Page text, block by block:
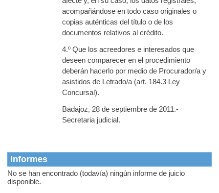
acompañándose en todo caso originales o
copias auténticas del título o de los
documentos relativos al crédito.
4.º Que los acreedores e interesados que
deseen comparecer en el procedimiento
deberán hacerlo por medio de Procurador/a y
asistidos de Letrado/a (art. 184.3 Ley
Concursal).
Badajoz, 28 de septiembre de 2011.-
Secretaria judicial.
Informes
No se han encontrado (todavía) ningún informe de juicio
disponible.